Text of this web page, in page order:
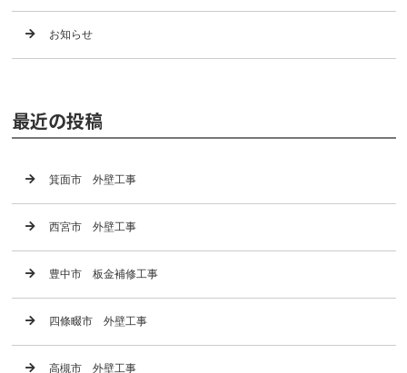
お知らせ
最近の投稿
箕面市 外壁工事
西宮市 外壁工事
豊中市 板金補修工事
四條畷市 外壁工事
高槻市 外壁工事